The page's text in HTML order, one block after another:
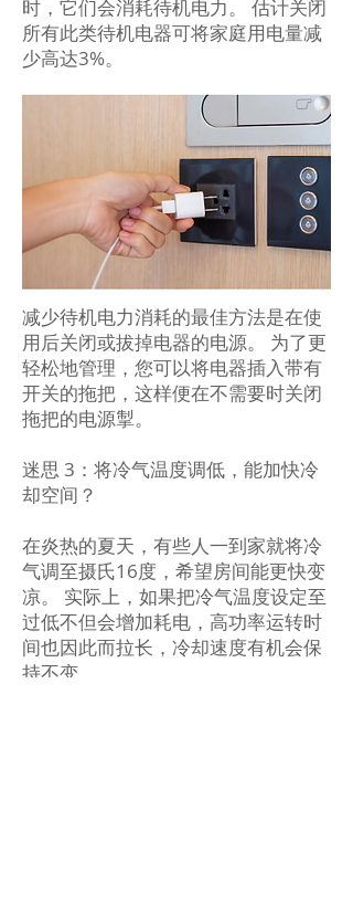
时，它们会消耗待机电力。 估计关闭
所有此类待机电器可将家庭用电量减
少高达3%。
减少待机电力消耗的最佳方法是在使
用后关闭或拔掉电器的电源。 为了更
轻松地管理，您可以将电器插入带有
开关的拖把，这样便在不需要时关闭
拖把的电源掣。
迷思 3：将冷气温度调低，能加快冷
却空间？
在炎热的夏天，有些人一到家就将冷
气调至摄氏16度，希望房间能更快变
凉。 实际上，如果把冷气温度设定至
过低不但会增加耗电，高功率运转时
间也因此而拉长，冷却速度有机会保
持不变。